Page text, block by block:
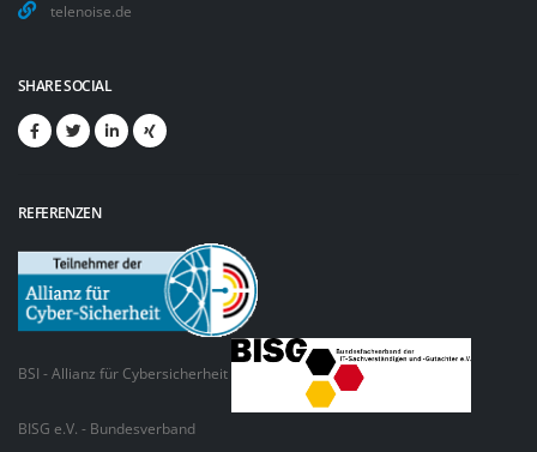
telenoise.de
SHARE SOCIAL
REFERENZEN
BSI - Allianz für Cybersicherheit
BISG e.V. - Bundesverband